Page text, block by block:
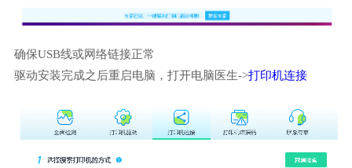
确保USB线或网络链接正常
驱动安装完成之后重启电脑，打开电脑医生->打印机连接